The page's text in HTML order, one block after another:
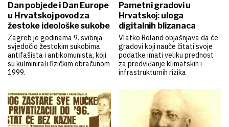
Dan pobjede i Dan Europe
u Hrvatskoj povod za
žestoke ideološke sukobe
Zagreb je godinama 9. svibnja
svjedočio žestokim sukobima
antifašista i antikomunista, koji
su kulminirali fizičkim obračunom
1999.
Pametni gradovi u
Hrvatskoj: uloga
digitalnih blizanaca
Vlatko Roland objašnjava da će
gradovi koji nauče čitati svoje
podatke imati veliku prednost
za predviđanje klimatskih i
infrastrukturnih rizika